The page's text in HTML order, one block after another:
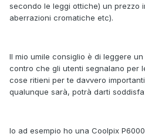
secondo le leggi ottiche) un prezzo
aberrazioni cromatiche etc).
Il mio umile consiglio è di leggere
contro che gli utenti segnalano per
cose ritieni per te davvero
qualunque sarà, potrà darti
Io ad esempio ho una Coolpix